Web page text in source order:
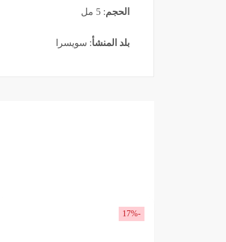
الحجم: 5 مل
بلد المنشأ: سويسرا
-17%